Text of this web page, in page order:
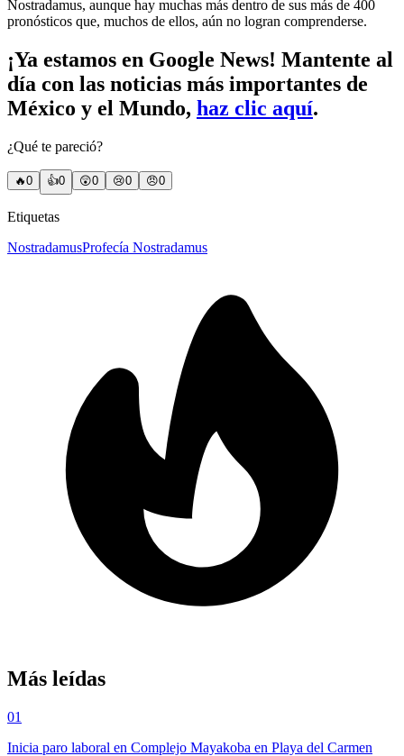
Nostradamus, aunque hay muchas más dentro de sus más de 400
pronósticos que, muchos de ellos, aún no logran comprenderse.
¡Ya estamos en Google News! Mantente al
día con las noticias más importantes de
México y el Mundo, haz clic aquí.
¿Qué te pareció?
🔥0 👍0 😲0 😢0 😠0
Etiquetas
NostradamusProfecía Nostradamus
Más leídas
01
Inicia paro laboral en Complejo Mayakoba en Playa del Carmen